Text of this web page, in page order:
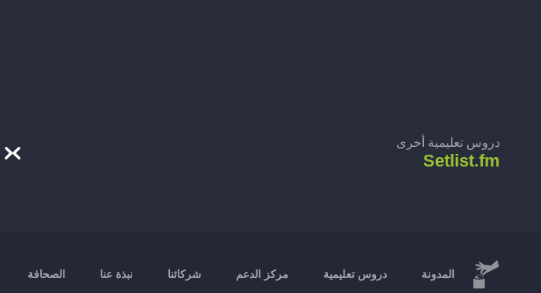
دروس تعليمية أخرى
Setlist.fm
المدونة دروس تعليمية مركز الدعم شركائنا نبذة عنا الصحافة